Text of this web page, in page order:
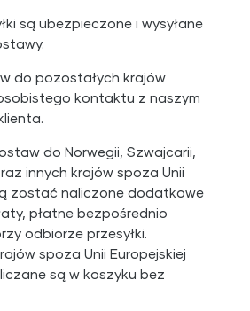
są ubezpieczone i wysyłane
do pozostałych krajów
kontaktu z naszym
do Norwegii, Szwajcarii,
innych krajów spoza Unii
zostać naliczone dodatkowe
płatne bezpośrednio
odbiorze przesyłki.
spoza Unii Europejskiej
są w koszyku bez